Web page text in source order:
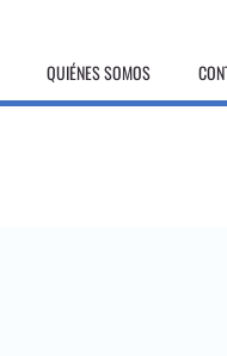
QUIÉNES SOMOS